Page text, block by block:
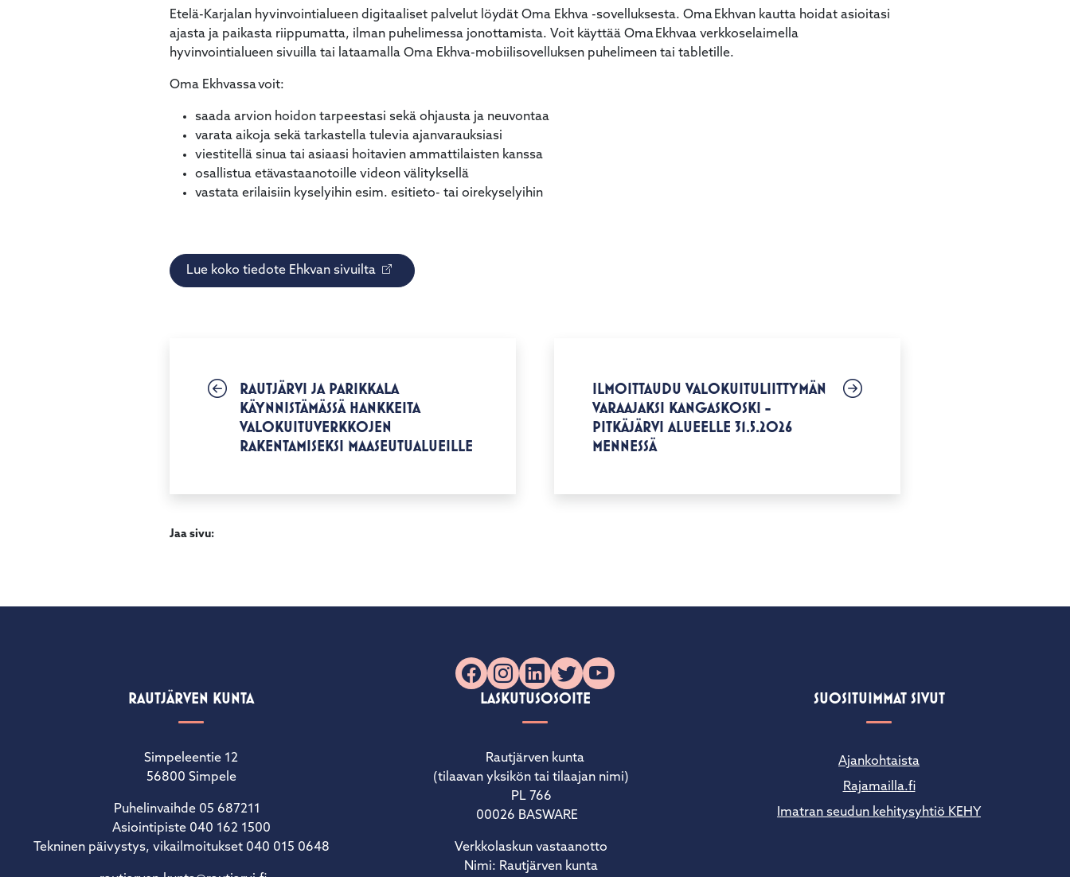
Etelä-Karjalan hyvinvointialueen digitaaliset palvelut löydät Oma Ekhva -sovelluksesta. Oma Ekhvan kautta hoidat asioitasi
ajasta ja paikasta riippumatta, ilman puhelimessa jonottamista. Voit käyttää Oma Ekhvaa verkkoselaimella
hyvinvointialueen sivuilla tai lataamalla Oma Ekhva-mobiilisovelluksen puhelimeen tai tabletille.
Oma Ekhvassa voit:
saada arvion hoidon tarpeestasi sekä ohjausta ja neuvontaa
varata aikoja sekä tarkastella tulevia ajanvarauksiasi
viestitellä sinua tai asiaasi hoitavien ammattilaisten kanssa
osallistua etävastaanotoille videon välityksellä
vastata erilaisiin kyselyihin esim. esitieto- tai oirekyselyihin
Lue koko tiedote Ehkvan sivuilta
RAUTJÄRVI JA PARIKKALA
KÄYNNISTÄMÄSSÄ HANKKEITA
VALOKUITUVERKKOJEN
RAKENTAMISEKSI MAASEUTUALUEILLE
ILMOITTAUDU VALOKUITULIITTYMÄN
VARAAJAKSI KANGASKOSKI -
PITKÄJÄRVI ALUEELLE 31.5.2026
MENNESSÄ
Jaa sivu:
Facebook
Instagram
LinkedIn
X YouTube
RAUTJÄRVEN KUNTA
Simpeleentie 12
56800 Simpele
Puhelinvaihde 05 687211
Asiointipiste 040 162 1500
Tekninen päivystys, vikailmoitukset 040 015 0648
LASKUTUSOSOITE
Rautjärven kunta
(tilaavan yksikön tai tilaajan nimi)
PL 766
00026 BASWARE
Verkkolaskun vastaanotto
Nimi: Rautjärven kunta
SUOSITUIMMAT SIVUT
Ajankohtaista
Rajamailla.fi
Imatran seudun kehitysyhtiö KEHY